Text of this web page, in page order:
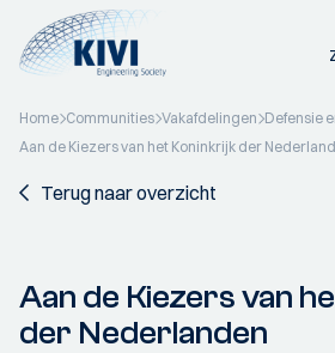
Home Communities Vakafdelingen Defensie
Aan de Kiezers van het Koninkrijk der
Terug naar overzicht
Aan de Kiezers van
der Nederlanden